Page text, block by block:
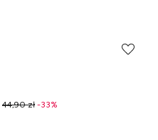
44,90 zł -33%